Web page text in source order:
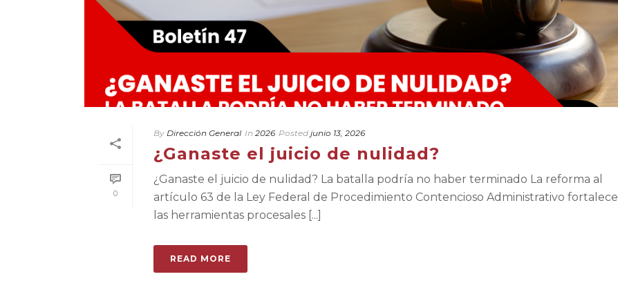
0
By Dirección General In 2026 Posted junio 13, 2026
¿Ganaste el juicio de nulidad?
¿Ganaste el juicio de nulidad? La batalla podría no haber terminado La reforma al
artículo 63 de la Ley Federal de Procedimiento Contencioso Administrativo fortalece
las herramientas procesales [...]
READ MORE